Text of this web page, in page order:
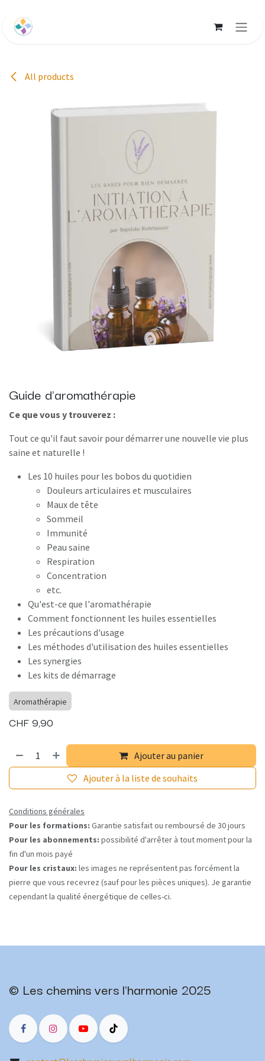
All products
Guide d'aromathérapie
Ce que vous y trouverez :
Tout ce qu'il faut savoir pour démarrer une nouvelle vie plus
saine et naturelle !
Les 10 huiles pour les bobos du quotidien
Douleurs articulaires et musculaires
Maux de tête
Sommeil
Immunité
Peau saine
Respiration
Concentration
etc.
Qu'est-ce que l'aromathérapie
Comment fonctionnent les huiles essentielles
Les précautions d'usage
Les méthodes d'utilisation des huiles essentielles
Les synergies
Les kits de démarrage
Aromathérapie
CHF9,90
Ajouter au panier
Ajouter à la liste de souhaits
Conditions générales
Pour les formations: Garantie satisfait ou remboursé de 30 jours
Pour les abonnements: possibilité d'arrêter à tout moment pour la
fin d'un mois payé
Pour les cristaux: les images ne représentent pas forcément la
pierre que vous recevrez (sauf pour les pièces uniques). Je garantie
cependant la qualité énergétique de celles-ci.
© Les chemins vers l'harmonie 2025